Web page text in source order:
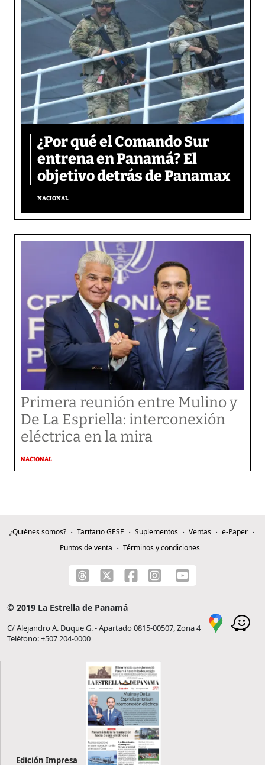
¿Por qué el Comando Sur
entrena en Panamá? El
objetivo detrás de Panamax
NACIONAL
Primera reunión entre Mulino y
De La Espriella: interconexión
eléctrica en la mira
NACIONAL
¿Quiénes somos? Tarifario GESE Suplementos Ventas
e-Paper
Puntos de venta
Términos y condiciones
© 2019 La Estrella de Panamá
C/ Alejandro A. Duque G. - Apartado 0815-00507, Zona 4
Teléfono: +507 204-0000
Edición Impresa